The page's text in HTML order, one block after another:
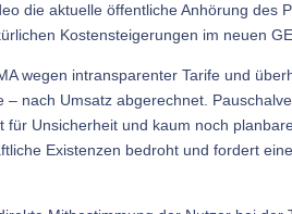
die aktuelle öffentliche Anhörung des
Kostensteigerungen im neuen
wegen intransparenter Tarife und
nach Umsatz abgerechnet.
Unsicherheit und kaum noch
Existenzen bedroht und fordert